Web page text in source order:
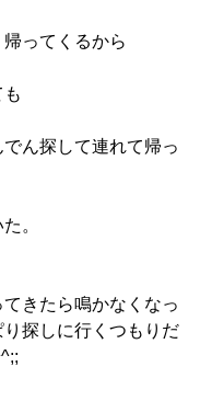
ってくるから
でん探して連れて帰っ
。
きたら鳴かなくなっ
探しに行くつもりだ